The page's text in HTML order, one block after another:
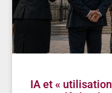
IA et «